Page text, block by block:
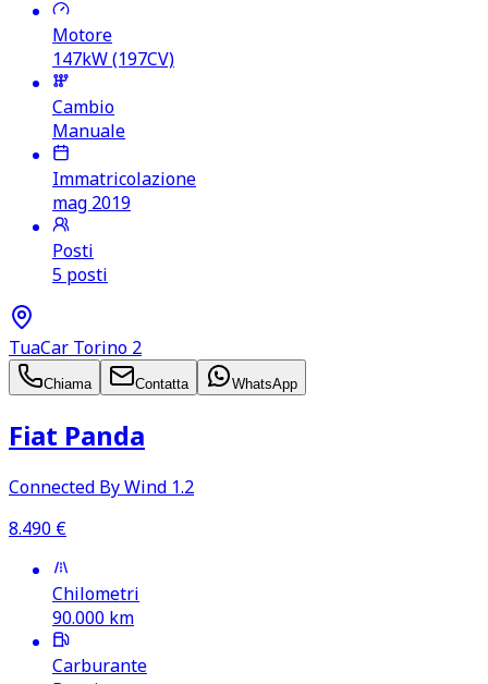
Motore
147kW (197CV)
Cambio
Manuale
Immatricolazione
mag 2019
Posti
5 posti
TuaCar Torino 2
Chiama Contatta WhatsApp
Fiat Panda
Connected By Wind 1.2
8.490 €
Chilometri
90.000 km
Carburante